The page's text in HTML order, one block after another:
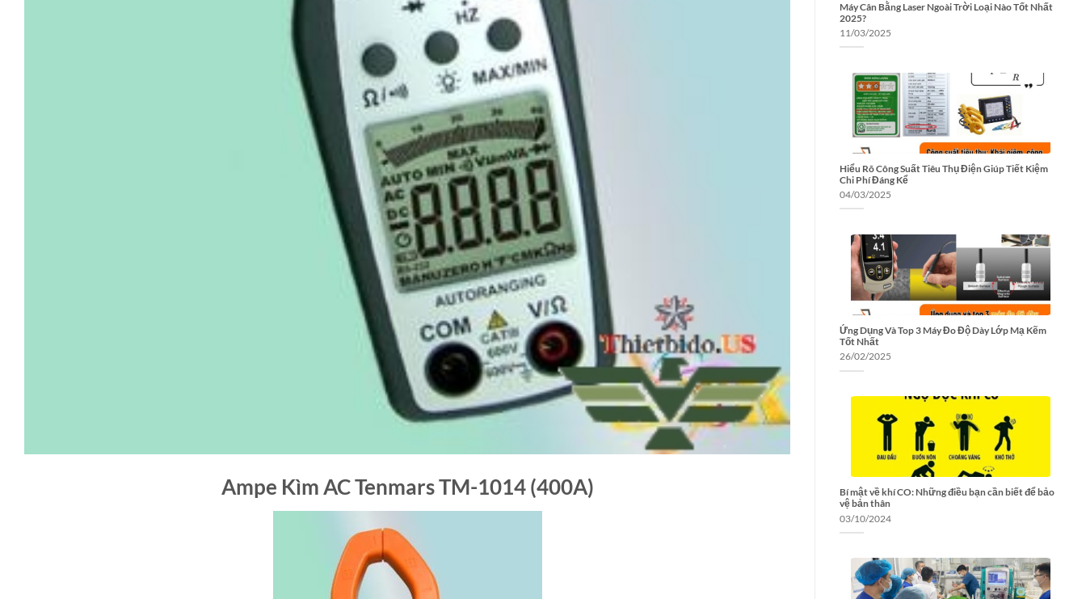
Ampe Kìm AC Tenmars TM-1014 (400A)
Máy Cân Bằng Laser Ngoài Trời Loại Nào Tốt Nhất
2025?
11/03/2025
Hiểu Rõ Công Suất Tiêu Thụ Điện Giúp Tiết Kiệm
Chi Phí Đáng Kể
04/03/2025
Ứng Dụng Và Top 3 Máy Đo Độ Dày Lớp Mạ Kẽm
Tốt Nhất
26/02/2025
Bí mật về khí CO: Những điều bạn cần biết để bảo
vệ bản thân
03/10/2024